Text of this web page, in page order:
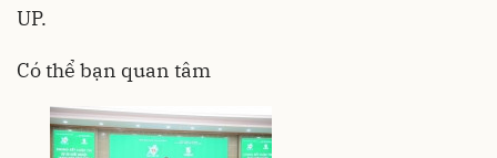
UP.
Có thể bạn quan tâm